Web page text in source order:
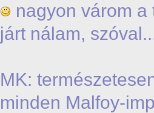
nagyon várom
járt nálam,
MK:
minden Malfoy-